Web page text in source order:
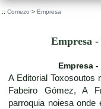
:: Comezo > Empresa
Empresa
Empresa
A Editorial Toxosoutos
Fabeiro Gómez, A
parroquia noiesa